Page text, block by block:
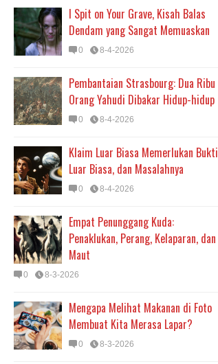
I Spit on Your Grave, Kisah Balas
Dendam yang Sangat Memuaskan
0 8-4-2026
Pembantaian Strasbourg: Dua Ribu
Orang Yahudi Dibakar Hidup-hidup
0 8-4-2026
Klaim Luar Biasa Memerlukan Bukti
Luar Biasa, dan Masalahnya
0 8-4-2026
Empat Penunggang Kuda:
Penaklukan, Perang, Kelaparan, dan
Maut
0 8-3-2026
Mengapa Melihat Makanan di Foto
Membuat Kita Merasa Lapar?
0 8-3-2026